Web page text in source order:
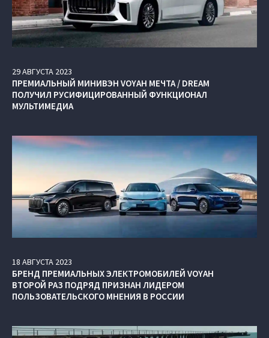
29АВГУСТА 2023
ПРЕМИАЛЬНЫЙ МИНИВЭН VOYAH МЕЧТА / DREAM
ПОЛУЧИЛ РУСИФИЦИРОВАННЫЙ ФУНКЦИОНАЛ
МУЛЬТИМЕДИА
18 АВГУСТА 2023
БРЕНД ПРЕМИАЛЬНЫХ ЭЛЕКТРОМОБИЛЕЙ VOYAH
ВТОРОЙ РАЗ ПОДРЯД ПРИЗНАН ЛИДЕРОМ
ПОЛЬЗОВАТЕЛЬСКОГО МНЕНИЯ В РОССИИ